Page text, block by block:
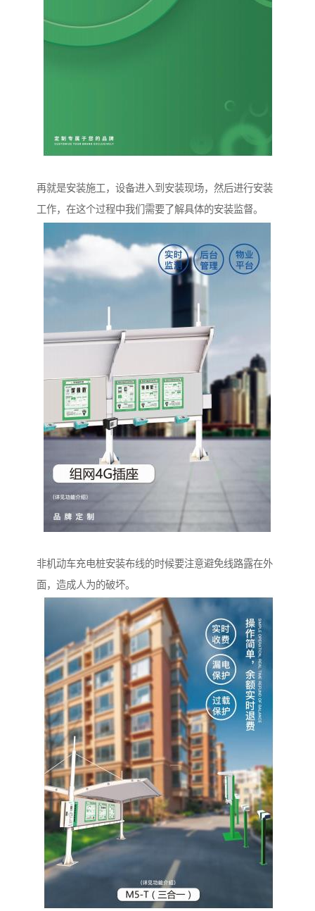
再就是安装施工，设备进入到安装现场，然后进行安装
工作，在这个过程中我们需要了解具体的安装监督。
非机动车充电桩安装布线的时候要注意避免线路露在外
面，造成人为的破坏。